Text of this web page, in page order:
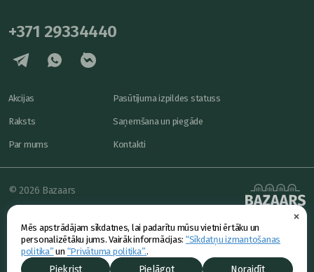
×
Mēs apstrādājam sīkdatnes, lai padarītu mūsu vietni ērtāku un
personalizētāku jums. Vairāk informācijas: “Sīkdatņu izmantošanas
politika” un “Privātuma politika”..
Piekrist Pielāgot Noraidīt
+371 29334440
Akcijas
Raksts
Par mums
Pasūtījuma izpildes statuss
Saņemšana un piegāde
Kontakti
powered by
© 2026 Bazaars
Konfidencialitāte
Piedāvājums